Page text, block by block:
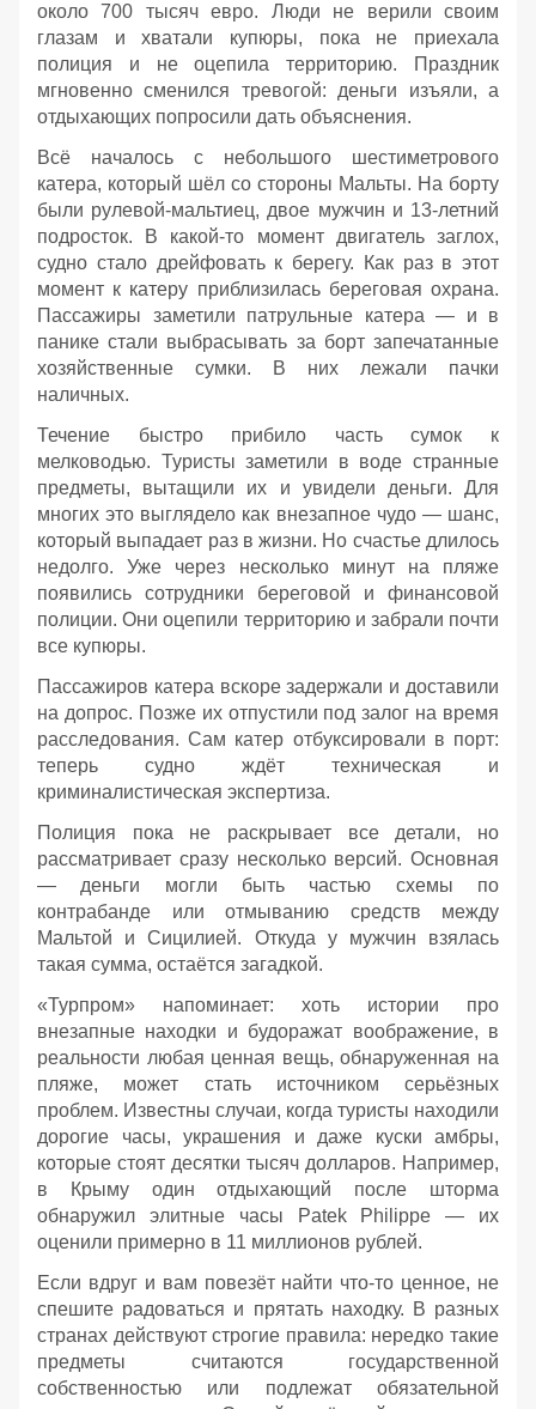
около 700 тысяч евро. Люди не верили своим
глазам и хватали купюры, пока не приехала
полиция и не оцепила территорию. Праздник
мгновенно сменился тревогой: деньги изъяли, а
отдыхающих попросили дать объяснения.
Всё началось с небольшого шестиметрового
катера, который шёл со стороны Мальты. На борту
были рулевой‑мальтиец, двое мужчин и 13‑летний
подросток. В какой‑то момент двигатель заглох,
судно стало дрейфовать к берегу. Как раз в этот
момент к катеру приблизилась береговая охрана.
Пассажиры заметили патрульные катера — и в
панике стали выбрасывать за борт запечатанные
хозяйственные сумки. В них лежали пачки
наличных.
Течение быстро прибило часть сумок к
мелководью. Туристы заметили в воде странные
предметы, вытащили их и увидели деньги. Для
многих это выглядело как внезапное чудо — шанс,
который выпадает раз в жизни. Но счастье длилось
недолго. Уже через несколько минут на пляже
появились сотрудники береговой и финансовой
полиции. Они оцепили территорию и забрали почти
все купюры.
Пассажиров катера вскоре задержали и доставили
на допрос. Позже их отпустили под залог на время
расследования. Сам катер отбуксировали в порт:
теперь судно ждёт техническая и
криминалистическая экспертиза.
Полиция пока не раскрывает все детали, но
рассматривает сразу несколько версий. Основная
— деньги могли быть частью схемы по
контрабанде или отмыванию средств между
Мальтой и Сицилией. Откуда у мужчин взялась
такая сумма, остаётся загадкой.
«Турпром» напоминает: хоть истории про
внезапные находки и будоражат воображение, в
реальности любая ценная вещь, обнаруженная на
пляже, может стать источником серьёзных
проблем. Известны случаи, когда туристы находили
дорогие часы, украшения и даже куски амбры,
которые стоят десятки тысяч долларов. Например,
в Крыму один отдыхающий после шторма
обнаружил элитные часы Patek Philippe — их
оценили примерно в 11 миллионов рублей.
Если вдруг и вам повезёт найти что‑то ценное, не
спешите радоваться и прятать находку. В разных
странах действуют строгие правила: нередко такие
предметы считаются государственной
собственностью или подлежат обязательной